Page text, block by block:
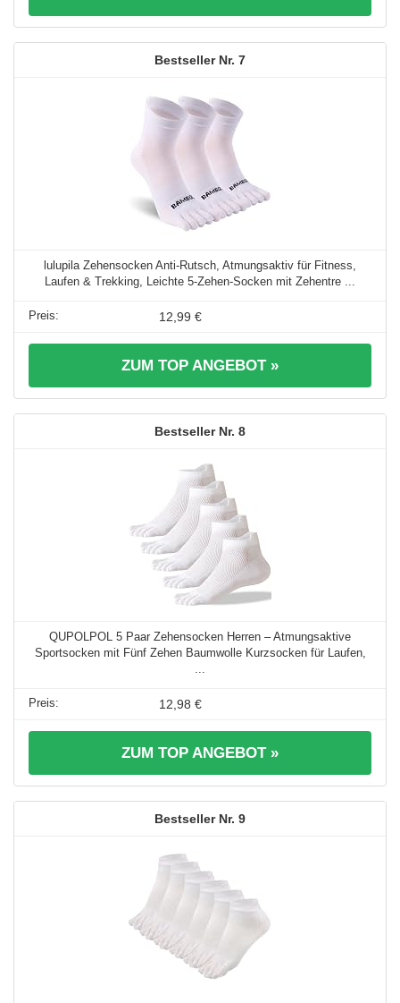
7
lulupila Zehensocken Anti-Rutsch, Atmungsaktiv für Fitness,
Laufen & Trekking, Leichte 5-Zehen-Socken mit Zehentre ...
12,99 €
ZUM TOP ANGEBOT »
8
QUPOLPOL 5 Paar Zehensocken Herren – Atmungsaktive
Sportsocken mit Fünf Zehen Baumwolle Kurzsocken für Laufen,
12,98 €
ZUM TOP ANGEBOT »
9